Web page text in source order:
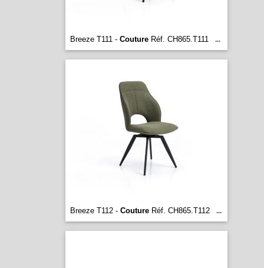
Breeze T111 - CoutureRéf. CH865.T111 ...
Breeze T112 - CoutureRéf. CH865.T112 ...